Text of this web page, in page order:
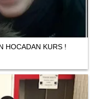
HOCADAN KURS !